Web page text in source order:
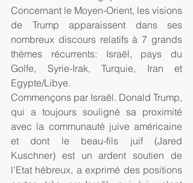
Concernant le Moyen-Orient, les visions
de Trump apparaissent dans ses
nombreux discours relatifs à 7 grands
thèmes récurrents: Israël, pays du
Golfe, Syrie-Irak, Turquie, Iran et
Egypte/Libye.
Commençons par Israël. Donald Trump,
qui a toujours souligné sa proximité
avec la communauté juive américaine
et dont le beau-fils juif (Jared
Kuschner) est un ardent soutien de
l'Etat hébreux, a exprimé des positions